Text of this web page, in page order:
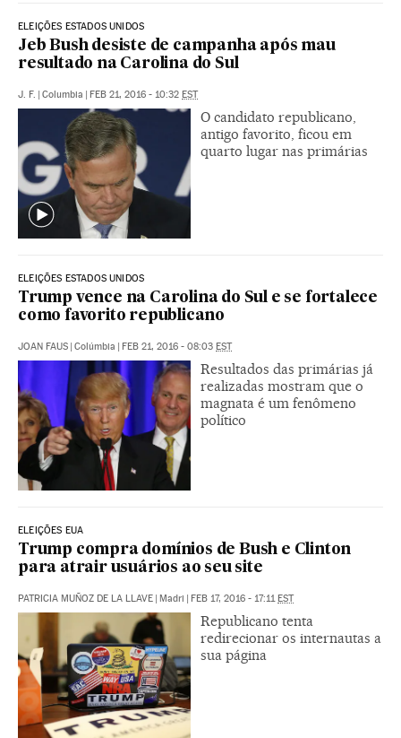
ELEIÇÕES ESTADOS UNIDOS
Jeb Bush desiste de campanha após mau
resultado na Carolina do Sul
J. F. Columbia FEB 21, 2016 - 10:32 EST
O candidato republicano,
antigo favorito, ficou em
quarto lugar nas primárias
ELEIÇÕES ESTADOS UNIDOS
Trump vence na Carolina do Sul e se fortalece
como favorito republicano
JOAN FAUS | Colúmbia | FEB 21, 2016 - 08:03 EST
Resultados das primárias já
realizadas mostram que o
magnata é um fenômeno
político
ELEIÇÕES EUA
Trump compra domínios de Bush e Clinton
para atrair usuários ao seu site
PATRICIA MUÑOZ DE LA LLAVE | Madri | FEB 17, 2016 - 17:11EST
Republicano tenta
redirecionar os internautas a
sua página